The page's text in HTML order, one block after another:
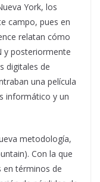
York, los
campo, pues en
relatan cómo
y posteriormente
digitales de
una película
informático y un
metodología,
Con la que
en términos de